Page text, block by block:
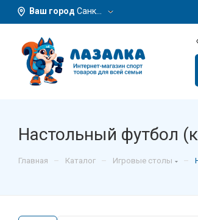
Ваш город Санкт-Петербург
Настольный футбол
Главная – Каталог – Игровые столы –